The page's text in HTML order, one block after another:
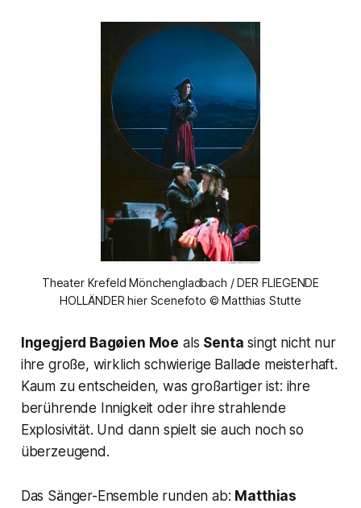
Theater Krefeld Mönchengladbach / DER FLIEGENDE
HOLLÄNDER hier Scenefoto © Matthias Stutte
Ingegjerd Bagøien Moe als Senta singt nicht nur
ihre große, wirklich schwierige Ballade meisterhaft.
Kaum zu entscheiden, was großartiger ist: ihre
berührende Innigkeit oder ihre strahlende
Explosivität. Und dann spielt sie auch noch so
überzeugend.
Das Sänger-Ensemble runden ab: Matthias